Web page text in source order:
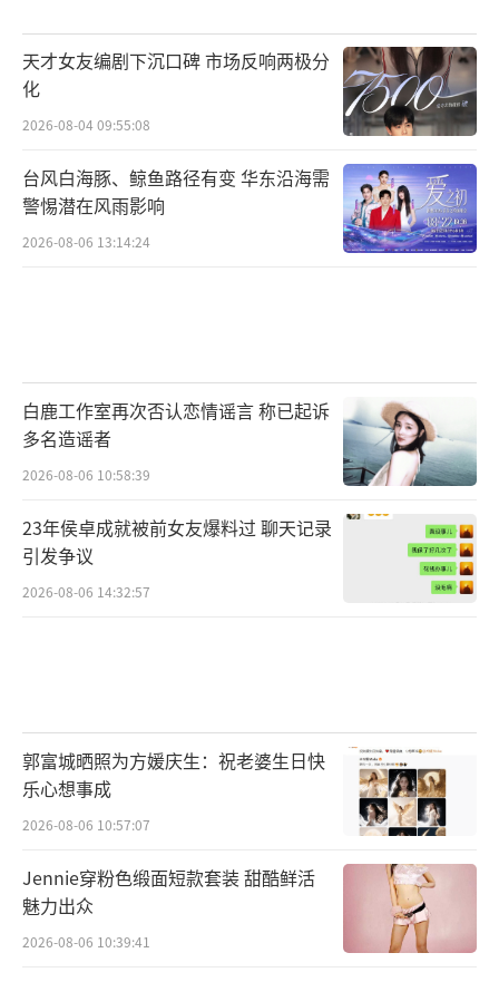
天才女友编剧下沉口碑 市场反响两极分
化
2026-08-04 09:55:08
台风白海豚、鲸鱼路径有变 华东沿海需
警惕潜在风雨影响
2026-08-06 13:14:24
白鹿工作室再次否认恋情谣言 称已起诉
多名造谣者
2026-08-06 10:58:39
23年侯卓成就被前女友爆料过 聊天记录
引发争议
2026-08-06 14:32:57
郭富城晒照为方媛庆生：祝老婆生日快
乐心想事成
2026-08-06 10:57:07
Jennie穿粉色缎面短款套装 甜酷鲜活
魅力出众
2026-08-06 10:39:41